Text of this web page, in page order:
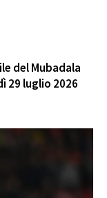
del Mubadala
29 luglio 2026